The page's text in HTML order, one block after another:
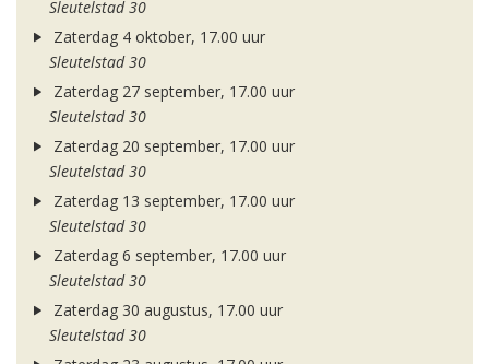
Sleutelstad 30
Zaterdag 4 oktober, 17.00 uur
Sleutelstad 30
Zaterdag 27 september, 17.00 uur
Sleutelstad 30
Zaterdag 20 september, 17.00 uur
Sleutelstad 30
Zaterdag 13 september, 17.00 uur
Sleutelstad 30
Zaterdag 6 september, 17.00 uur
Sleutelstad 30
Zaterdag 30 augustus, 17.00 uur
Sleutelstad 30